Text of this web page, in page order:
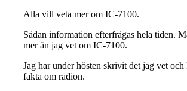
Alla vill veta mer om IC-7100.
Sådan information efterfrågas hela tiden.
mer än jag vet om IC-7100.
Jag har under hösten skrivit det jag vet
fakta om radion.